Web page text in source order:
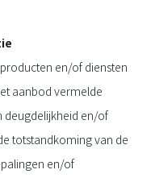
en/of diensten
aanbod vermelde
deugdelijkheid en/of
totstandkoming van de
en/of